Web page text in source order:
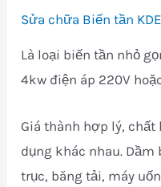
Sửa chữa Biến tần KDE
Là loại biến tần nhỏ
4kw điện áp 220V
Giá thành hợp lý,
dụng khác nhau. Dầm
trục, băng tải, máy